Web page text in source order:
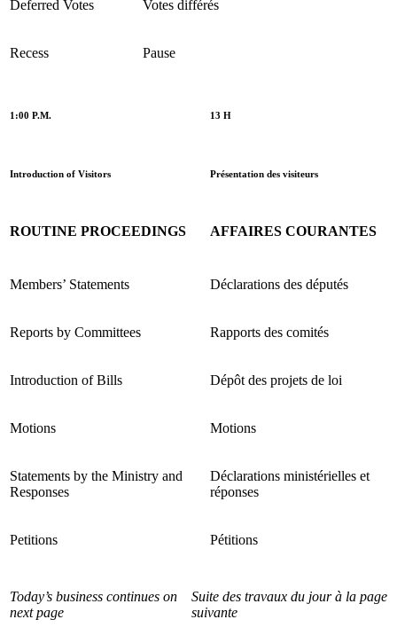
Deferred Votes Votes différés
Recess Pause
1:00 P.M. 13 H
Introduction of Visitors Présentation des visiteurs
ROUTINE PROCEEDINGS AFFAIRES COURANTES
Members’ Statements Déclarations des députés
Reports by Committees Rapports des comités
Introduction of Bills Dépôt des projets de loi
Motions Motions
Statements by the Ministry and
Responses
Déclarations ministérielles et
réponses
Petitions Pétitions
Today’s business continues on
next page
Suite des travaux du jour à la page
suivante